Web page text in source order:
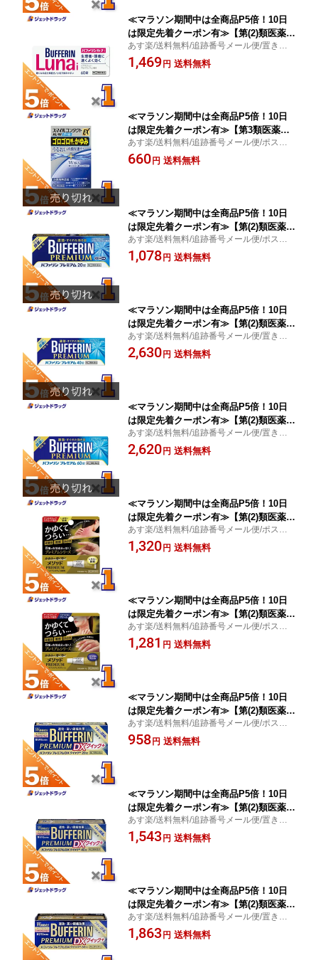
≪マラソン期間中は全商品P5倍！10日
は限定先着クーポン有≫【第(2)類医薬
品】バファリンルナi 60錠 ×1個 ※セル
フメディケーション税制対象〔生理痛・
あす楽/送料無料/追跡番号メール便/置き配
便/イブプロフェン/アセトアミノフェン/ラ
イオン
1,469円 送料無料
≪マラソン期間中は全商品P5倍！10日
は限定先着クーポン有≫【第3類医薬
品】スマイルコンタクトEX AL-Wクー
ル 12mL ※セルフメディケーション税
あす楽/送料無料/追跡番号メール便/ポスト
投函/目の不快感・かゆみ/かゆみ・炎症を抑
える/ライオン
660円 送料無料
≪マラソン期間中は全商品P5倍！10日
は限定先着クーポン有≫【第(2)類医薬
品】バファリンプレミアム 20錠 ※セル
フメディケーション税制対象
あす楽/送料無料/追跡番号メール便/ポスト
投函/つらい頭痛/速効・すぐれた効き目/ラ
イオン
1,078円 送料無料
≪マラソン期間中は全商品P5倍！10日
は限定先着クーポン有≫【第(2)類医薬
品】バファリンプレミアム 40錠 ※セル
フメディケーション税制対象
あす楽/送料無料/追跡番号メール便/置き配
便/つらい頭痛/速効・すぐれた効き目/ライ
オン
2,630円 送料無料
≪マラソン期間中は全商品P5倍！10日
は限定先着クーポン有≫【第(2)類医薬
品】バファリンプレミアム 60錠 ※セル
フメディケーション税制対象
あす楽/送料無料/追跡番号メール便/置き配
便/つらい頭痛/速効・すぐれた効き目/ライ
オン
2,620円 送料無料
≪マラソン期間中は全商品P5倍！10日
は限定先着クーポン有≫【第(2)類医薬
品】メソッドプレミアム AS軟膏 6g ※
セルフメディケーション税制対象
あす楽/送料無料/追跡番号メール便/ポスト
投函/皮膚炎/湿疹/ライオン
1,320円 送料無料
≪マラソン期間中は全商品P5倍！10日
は限定先着クーポン有≫【第(2)類医薬
品】メソッドプレミアム ASクリーム 6g
※セルフメディケーション税制対象
あす楽/送料無料/追跡番号メール便/ポスト
投函/皮膚炎/湿疹・かぶれ/ライオン
1,281 円 送料無料
≪マラソン期間中は全商品P5倍！10日
は限定先着クーポン有≫【第(2)類医薬
品】バファリンプレミアムDX 20錠 ※セ
ルフメディケーション税制対象
あす楽/送料無料/追跡番号メール便/ポスト
投函/つらい頭痛/速効・高い鎮痛効果/ライ
オン
958円 送料無料
≪マラソン期間中は全商品P5倍！10日
は限定先着クーポン有≫【第(2)類医薬
品】バファリンプレミアムDX 40錠 ※セ
ルフメディケーション税制対象
あす楽/送料無料/追跡番号メール便/置き配
便/つらい頭痛/速効・高い鎮痛効果/ライオ
ン
1,543円 送料無料
≪マラソン期間中は全商品P5倍！10日
は限定先着クーポン有≫【第(2)類医薬
品】バファリンプレミアムDX 60錠 ※セ
ルフメディケーション税制対象
あす楽/送料無料/追跡番号メール便/置き配
便/つらい頭痛に/速効・高い鎮痛効果/ライ
オン
1,863円 送料無料